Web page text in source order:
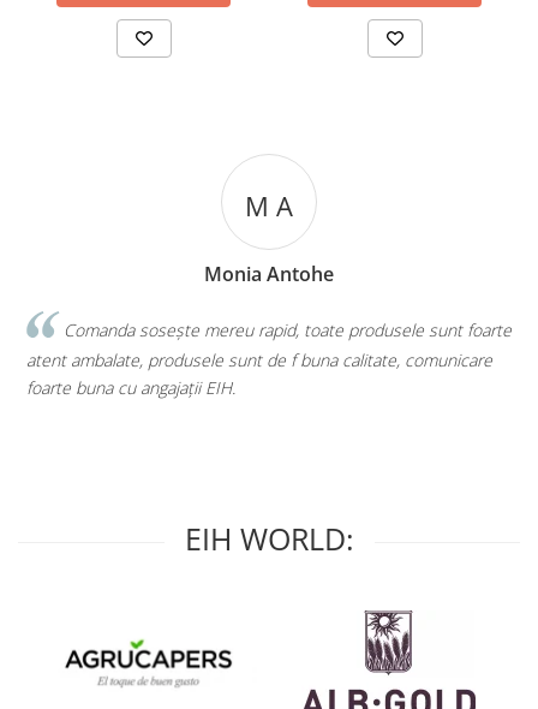
M A
Monia Antohe
Comanda sosește mereu rapid, toate produsele sunt foarte
atent ambalate, produsele sunt de f buna calitate, comunicare
foarte buna cu angajații EIH.
EIH WORLD: